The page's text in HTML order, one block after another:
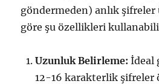
göndermeden) anlık şifreler
göre şu özellikleri
Uzunluk Belirleme: İdeal
12-16 karakterlik şifreler